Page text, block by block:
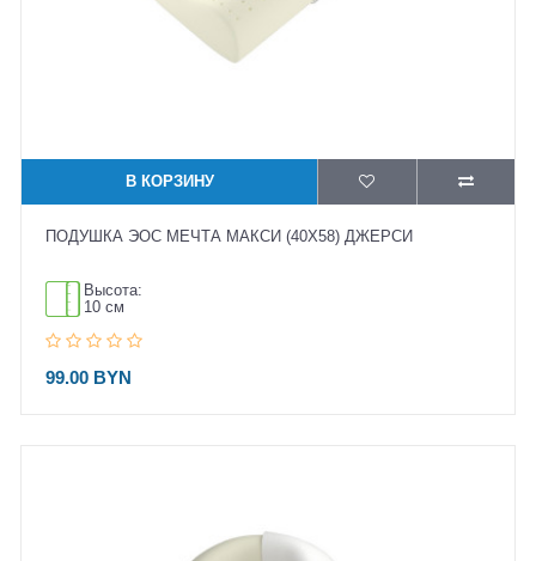
В КОРЗИНУ
ПОДУШКА ЭОС МЕЧТА МАКСИ (40X58) ДЖЕРСИ
Высота:
10 см
99.00 BYN